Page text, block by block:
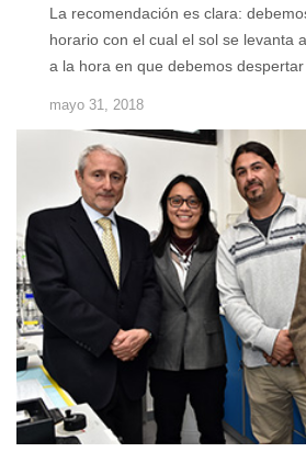
La recomendación es clara:
horario con el cual el sol se levanta
a la hora en que debemos
mayo 31, 2018